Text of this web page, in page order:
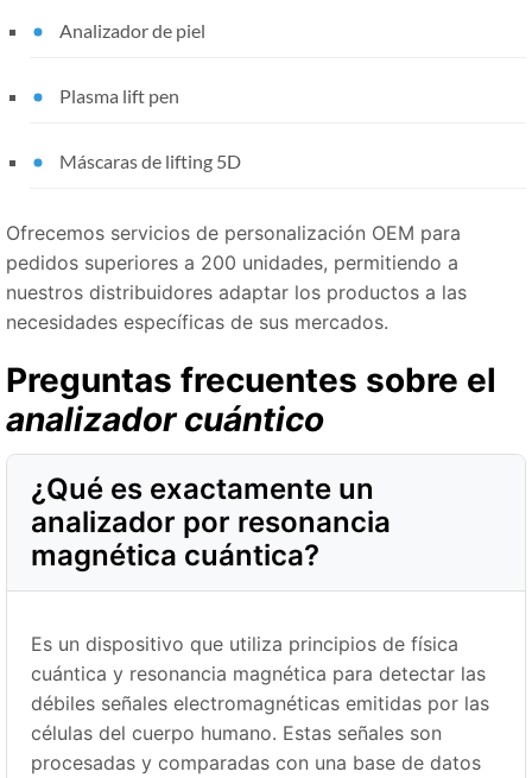
Analizador de piel
Plasma lift pen
Máscaras de lifting 5D
Ofrecemos servicios de personalización OEM para
pedidos superiores a 200 unidades, permitiendo a
nuestros distribuidores adaptar los productos a las
necesidades específicas de sus mercados.
Preguntas frecuentes sobre el
analizador cuántico
¿Qué es exactamente un
analizador por resonancia
magnética cuántica?
Es un dispositivo que utiliza principios de física
cuántica y resonancia magnética para detectar las
débiles señales electromagnéticas emitidas por las
células del cuerpo humano. Estas señales son
procesadas y comparadas con una base de datos